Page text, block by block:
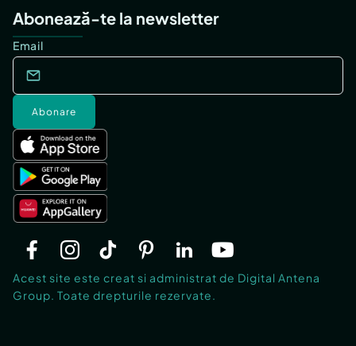
Abonează-te la newsletter
Email
Abonare
Acest site este creat si administrat de Digital Antena
Group. Toate drepturile rezervate.